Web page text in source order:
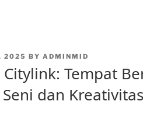
2025 BY ADMINMID
Citylink: Tempat
dan